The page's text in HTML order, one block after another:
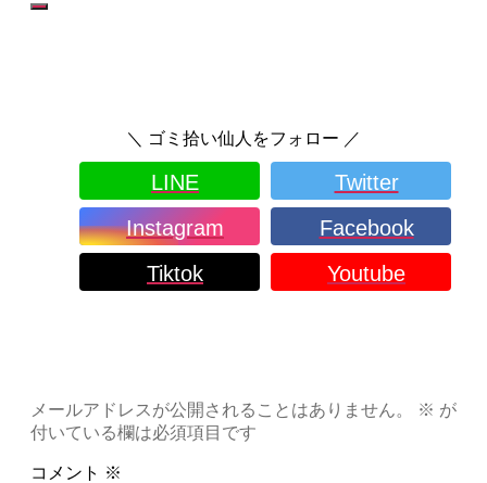
＼ ゴミ拾い仙人をフォロー ／
LINE
Twitter
Instagram
Facebook
Tiktok
Youtube
メールアドレスが公開されることはありません。 ※ が
付いている欄は必須項目です
コメント ※